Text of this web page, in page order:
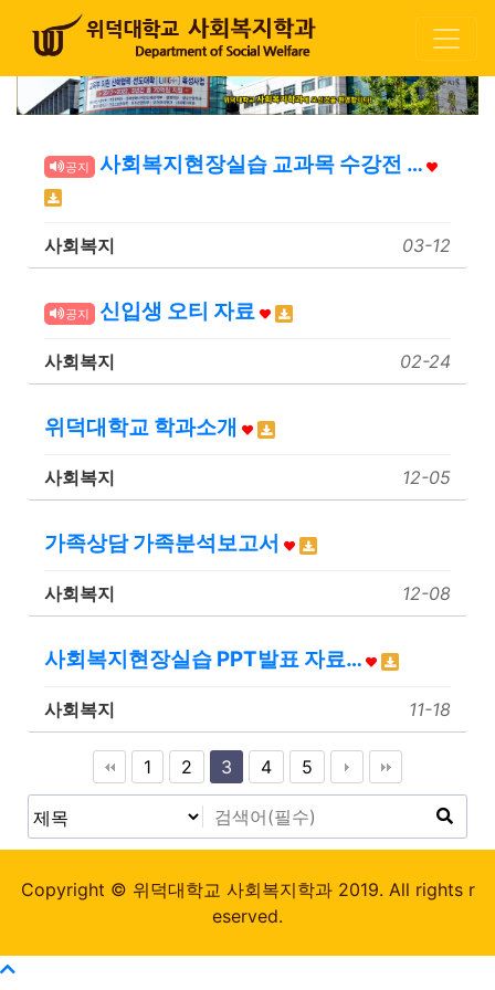
공지 사회복지현장실습 교과목 수강전 …
사회복지 03-12
공지 신입생 오티 자료
사회복지 02-24
위덕대학교 학과소개
사회복지 12-05
가족상담 가족분석보고서
사회복지 12-08
사회복지현장실습 PPT발표 자료…
사회복지 11-18
1 2 3 4 5
Copyright © 위덕대학교 사회복지학과 2019. All rights r
eserved.